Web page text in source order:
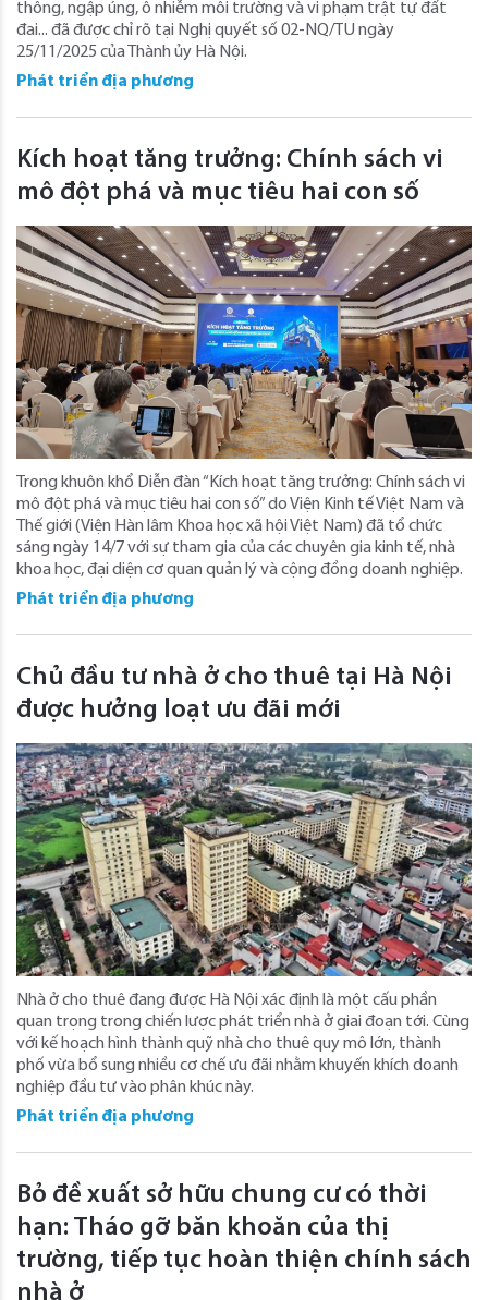
thông, ngập úng, ô nhiễm môi trường và vi phạm trật tự đất
đai... đã được chỉ rõ tại Nghị quyết số 02-NQ/TU ngày
25/11/2025 của Thành ủy Hà Nội.
Phát triển địa phương
Kích hoạt tăng trưởng: Chính sách vi
mô đột phá và mục tiêu hai con số
Trong khuôn khổ Diễn đàn “Kích hoạt tăng trưởng: Chính sách vi
mô đột phá và mục tiêu hai con số” do Viện Kinh tế Việt Nam và
Thế giới (Viện Hàn lâm Khoa học xã hội Việt Nam) đã tổ chức
sáng ngày 14/7 với sự tham gia của các chuyên gia kinh tế, nhà
khoa học, đại diện cơ quan quản lý và cộng đồng doanh nghiệp.
Phát triển địa phương
Chủ đầu tư nhà ở cho thuê tại Hà Nội
được hưởng loạt ưu đãi mới
Nhà ở cho thuê đang được Hà Nội xác định là một cấu phần
quan trọng trong chiến lược phát triển nhà ở giai đoạn tới. Cùng
với kế hoạch hình thành quỹ nhà cho thuê quy mô lớn, thành
phố vừa bổ sung nhiều cơ chế ưu đãi nhằm khuyến khích doanh
nghiệp đầu tư vào phân khúc này.
Phát triển địa phương
Bỏ đề xuất sở hữu chung cư có thời
hạn: Tháo gỡ băn khoăn của thị
trường, tiếp tục hoàn thiện chính sách
nhà ở